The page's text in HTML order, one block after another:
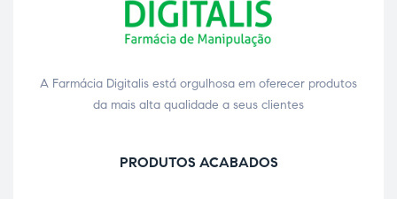
A Farmácia Digitalis está orgulhosa em oferecer produtos
da mais alta qualidade a seus clientes
PRODUTOS ACABADOS